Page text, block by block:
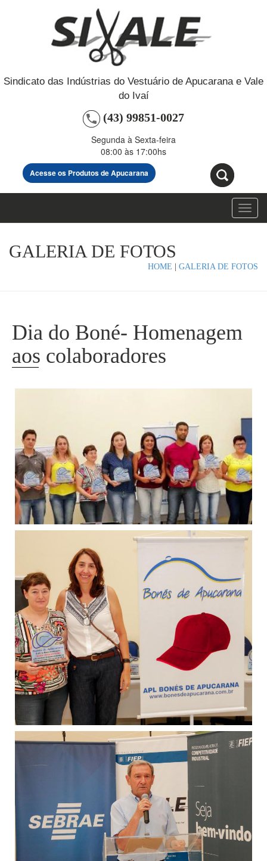
Sindicato das Indústrias do Vestuário de Apucarana e Vale
do Ivaí
(43) 99851-0027
Segunda à Sexta-feira
08:00 às 17:00hs
Acesse os Produtos de Apucarana
GALERIA DE FOTOS
HOME GALERIA DE FOTOS
Dia do Boné- Homenagem
aos colaboradores